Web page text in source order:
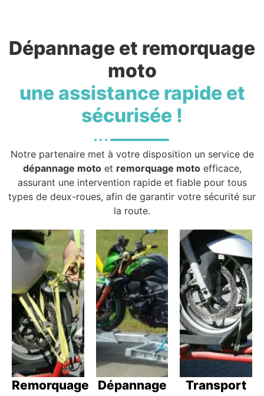
Dépannage et remorquage
moto
une assistance rapide et
sécurisée !
Notre partenaire met à votre disposition un service de
dépannage motoet remorquage motoefficace,
assurant une intervention rapide et fiable pour tous
types de deux-roues, afin de garantir votre sécurité sur
la route.
Remorquage
Dépannage
Transport